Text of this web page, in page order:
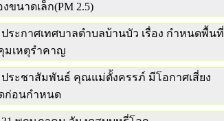
ขนาดเล็ก(PM 2.5)
ระกาศเทศบาลตำบลบ้านบัว เรื่อง กำหนดพื้นที่
มเหตุรำคาญ
ระชาสัมพันธ์ คุณแม่ตั้งครรภ์ มีโอกาศเสี่ยง
ก่อนกำหนด